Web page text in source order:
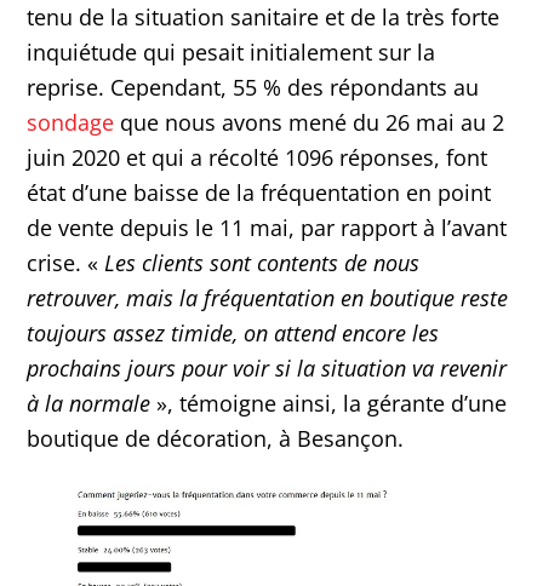
tenu de la situation sanitaire et de la très forte
inquiétude qui pesait initialement sur la
reprise. Cependant, 55 % des répondants au
sondage que nous avons mené du 26 mai au 2
juin 2020 et qui a récolté 1096 réponses, font
état d’une baisse de la fréquentation en point
de vente depuis le 11 mai, par rapport à l’avant
crise. «Les clients sont contents de nous
retrouver, mais la fréquentation en boutique reste
toujours assez timide, on attend encore les
prochains jours pour voir si la situation va revenir
à la normale », témoigne ainsi, la gérante d’une
boutique de décoration, à Besançon.